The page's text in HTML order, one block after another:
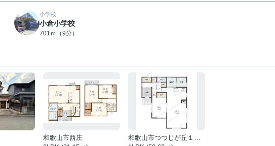
小学校
小倉小学校
701ｍ（9分）
和歌山市西庄
和歌山市つつじが丘１丁目